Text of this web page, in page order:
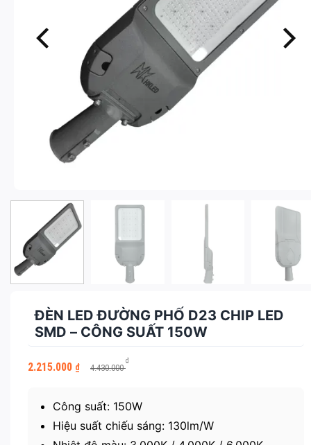
ĐÈN LED ĐƯỜNG PHỐ D23 CHIP LED
SMD – CÔNG SUẤT 150W
4.430.000
₫
Giá
gốc
2.215.000 ₫
Giá
hiện
2.215.000 ₫.
Công suất: 150W
Hiệu suất chiếu sáng: 130lm/W